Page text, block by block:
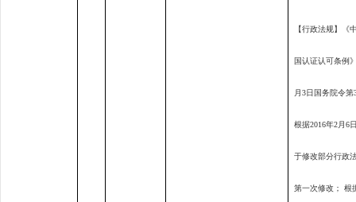
【行政法规】《
国认证认可条例
月3日国务院令第
根据2016年2月6
于修改部分行政
第一次修改； 根